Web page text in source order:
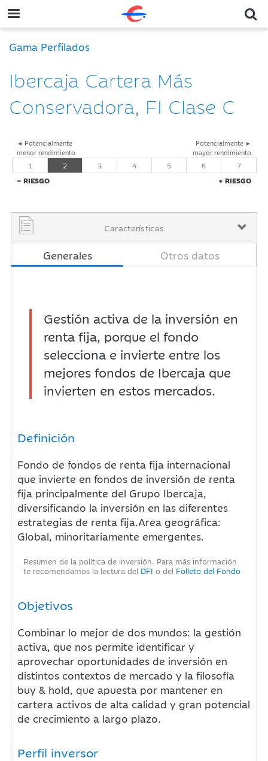
Gama Perfilados
Ibercaja Cartera Más
Conservadora, FI Clase C
◄ Potencialmente
menor rendimiento
Potencialmente ►
mayor rendimiento
− RIESGO + RIESGO
1 2 3 4 5 6 7
Características
Generales Otros datos
Gestión activa de la inversión en
renta fija, porque el fondo
selecciona e invierte entre los
mejores fondos de Ibercaja que
invierten en estos mercados.
Definición
Fondo de fondos de renta fija internacional
que invierte en fondos de inversión de renta
fija principalmente del Grupo Ibercaja,
diversificando la inversión en las diferentes
estrategias de renta fija.Area geográfica:
Global, minoritariamente emergentes.
Resumen de la política de inversión. Para más información
te recomendamos la lectura del DFI o del Folleto del Fondo
Objetivos
Combinar lo mejor de dos mundos: la gestión
activa, que nos permite identificar y
aprovechar oportunidades de inversión en
distintos contextos de mercado y la filosofía
buy & hold, que apuesta por mantener en
cartera activos de alta calidad y gran potencial
de crecimiento a largo plazo.
Perfil inversor